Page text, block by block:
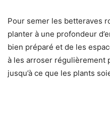
Pour semer les betteraves
planter à une profondeur
bien préparé et de les
à les arroser régulièrement
jusqu’à ce que les plants